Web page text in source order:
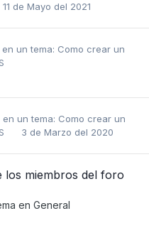
11 de Mayo del 2021
un tema: Como crear un
un tema: Como crear un
3 de Marzo del 2020
los miembros del foro
en General